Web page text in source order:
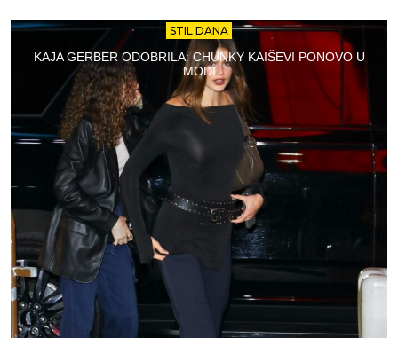
STIL DANA
KAJA GERBER ODOBRILA: CHUNKY KAIŠEVI PONOVO U
MODI